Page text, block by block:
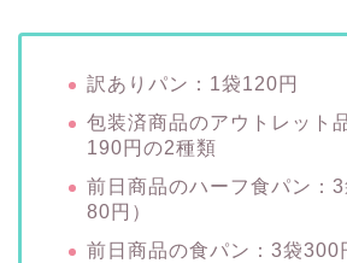
訳ありパン：1袋120円
包装済商品のアウトレット
190円の2種類
前日商品のハーフ食パン：
80円）
前日商品の食パン：3袋300